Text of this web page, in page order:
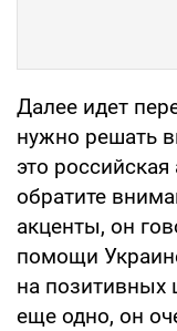
Далее идет
нужно решать
это
обратите
акценты, он
помощи
на позитивных
еще одно, он